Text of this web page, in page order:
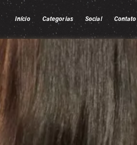
Início Categorias Social Contato